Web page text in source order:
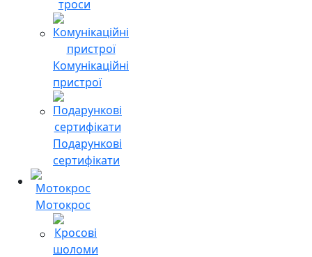
троси
Комунікаційні
пристрої
Подарункові
сертифікати
Мотокрос